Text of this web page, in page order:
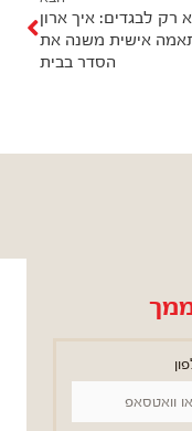
רק לבגדים: איך ארון
אישית משנה את
הסדר בבית
א